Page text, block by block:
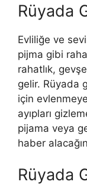
Rüyada
Evliliğe ve
pijma gibi
rahatlık,
gelir. Rüyada
için
ayıpları
pijama veya
haber
Rüyada